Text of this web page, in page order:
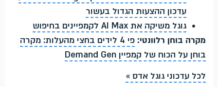
עדכון ההצעות הגדול בעשור
גוגל משיקה את AI Max לקמפיינים בחיפוש
מקרה בוחן רלוונטי:
פי 4 לידים בחצי מהעלות: מקרה
בוחן על הכוח של קמפיין Demand Gen
לכל עדכוני גוגל אדס »